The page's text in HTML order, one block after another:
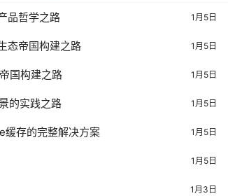
品哲学之路 1月5日
态帝国构建之路 1月5日
国构建之路 1月5日
的实践之路 1月5日
存的完整解决方案 1月5日
1月5日
1月3日